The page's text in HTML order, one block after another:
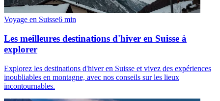
Voyage en Suisse6 min
Les meilleures destinations d'hiver en Suisse à
explorer
Explorez les destinations d'hiver en Suisse et vivez des expériences
inoubliables en montagne, avec nos conseils sur les lieux
incontournables.